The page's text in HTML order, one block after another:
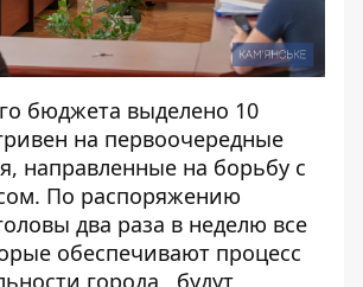
бюджета выделено 10
на первоочередные
направленные на борьбу с
По распоряжению
два раза в неделю все
обеспечивают процесс